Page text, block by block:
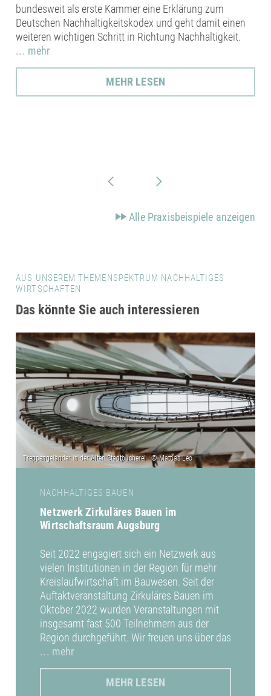
bundesweit als erste Kammer eine Erklärung zum
Deutschen Nachhaltigkeitskodex und geht damit einen
weiteren wichtigen Schritt in Richtung Nachhaltigkeit.
... mehr
MEHR LESEN
Alle Praxisbeispiele anzeigen
AUS UNSEREM THEMENSPEKTRUM NACHHALTIGES
WIRTSCHAFTEN
Das könnte Sie auch interessieren
NACHHALTIGES BAUEN
Netzwerk Zirkuläres Bauen im
Wirtschaftsraum Augsburg
Seit 2022 engagiert sich ein Netzwerk aus
vielen Institutionen in der Region für mehr
Kreislaufwirtschaft im Bauwesen. Seit der
Auftaktveranstaltung Zirkuläres Bauen im
Oktober 2022 wurden Veranstaltungen mit
insgesamt fast 500 Teilnehmern aus der
Region durchgeführt. Wir freuen uns über das
... mehr
MEHR LESEN